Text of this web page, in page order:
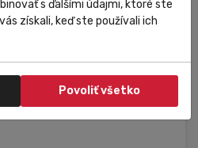
Eladás
s ďalšími údajmi, ktoré ste
získali, keď ste používali ich
Povoliť všetko